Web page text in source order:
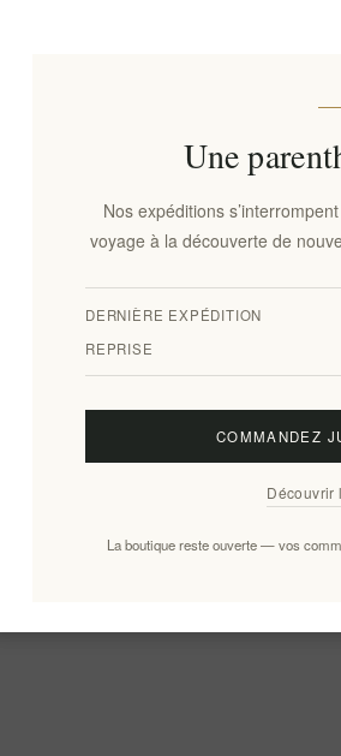
Une
Nos expéditions
voyage à la découverte de
DERNIÈRE EXPÉDITION
REPRISE
COMMANDEZ
Découvrir
La boutique reste ouverte — vos